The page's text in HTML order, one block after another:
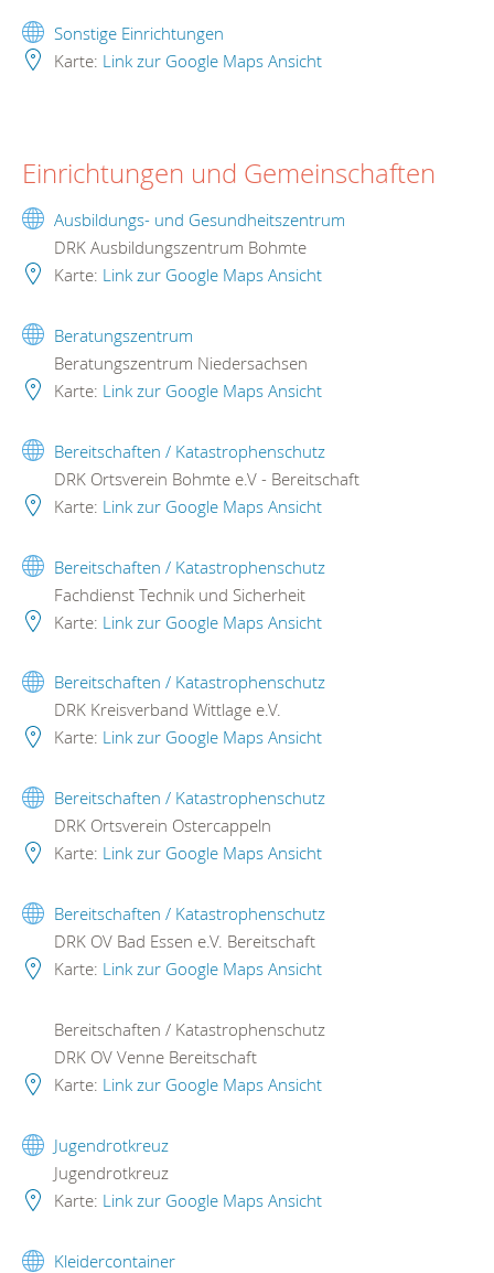
Sonstige Einrichtungen
Karte: Link zur Google Maps Ansicht
Einrichtungen und Gemeinschaften
Ausbildungs- und Gesundheitszentrum
DRK Ausbildungszentrum Bohmte
Karte: Link zur Google Maps Ansicht
Beratungszentrum
Beratungszentrum Niedersachsen
Karte: Link zur Google Maps Ansicht
Bereitschaften / Katastrophenschutz
DRK Ortsverein Bohmte e.V - Bereitschaft
Karte: Link zur Google Maps Ansicht
Bereitschaften / Katastrophenschutz
Fachdienst Technik und Sicherheit
Karte: Link zur Google Maps Ansicht
Bereitschaften / Katastrophenschutz
DRK Kreisverband Wittlage e.V.
Karte: Link zur Google Maps Ansicht
Bereitschaften / Katastrophenschutz
DRK Ortsverein Ostercappeln
Karte: Link zur Google Maps Ansicht
Bereitschaften / Katastrophenschutz
DRK OV Bad Essen e.V. Bereitschaft
Karte: Link zur Google Maps Ansicht
Bereitschaften / Katastrophenschutz
DRK OV Venne Bereitschaft
Karte: Link zur Google Maps Ansicht
Jugendrotkreuz
Jugendrotkreuz
Karte: Link zur Google Maps Ansicht
Kleidercontainer